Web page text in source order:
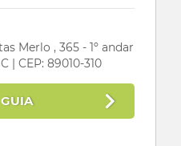
Merlo , 365 - 1º andar
| CEP: 89010-310